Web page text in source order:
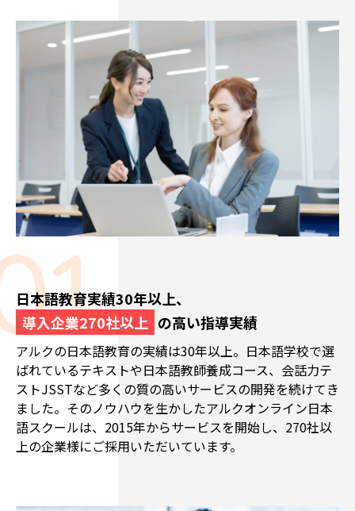
日本語教育実績30年以上、
導入企業270社以上 の高い指導実績
アルクの日本語教育の実績は30年以上。日本語学校で選
ばれているテキストや日本語教師養成コース、会話力テ
ストJSSTなど多くの質の高いサービスの開発を続けてき
ました。そのノウハウを生かしたアルクオンライン日本
語スクールは、2015年からサービスを開始し、270社以
上の企業様にご採用いただいています。